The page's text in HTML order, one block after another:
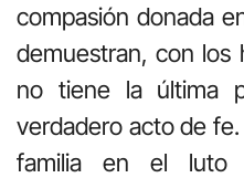
compasión donada
demuestran, con los
no tiene la última
verdadero acto de
familia en el luto